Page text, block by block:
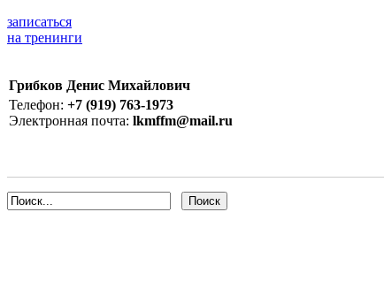
записаться
на тренинги
Грибков Денис Михайлович
Телефон: +7 (919) 763-1973
Электронная почта: lkmffm@mail.ru